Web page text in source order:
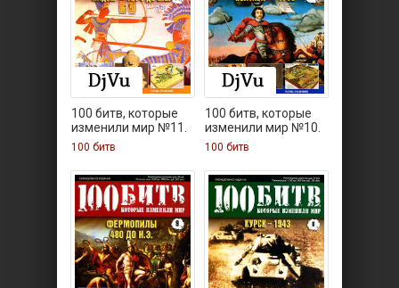
100 битв, которые
изменили мир №11.
100 битв
100 битв, которые
изменили мир №10.
100 битв